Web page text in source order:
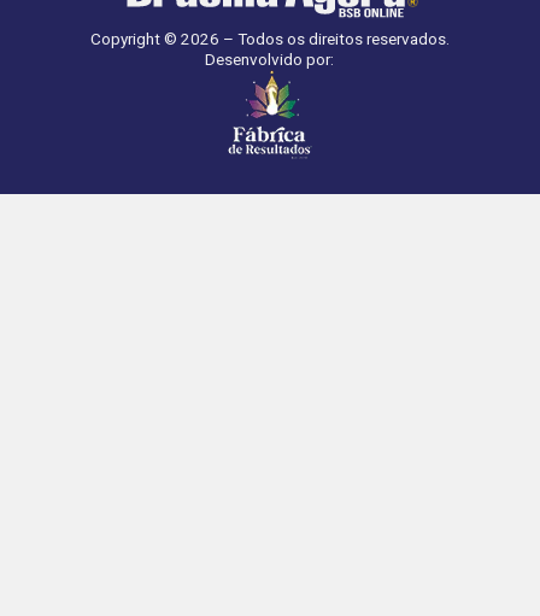
Copyright © 2026 – Todos os direitos reservados.
Desenvolvido por: